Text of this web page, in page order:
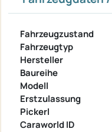
Fahrzeugzustand
Fahrzeugtyp
Hersteller
Baureihe
Modell
Erstzulassung
Pickerl
Caraworld ID